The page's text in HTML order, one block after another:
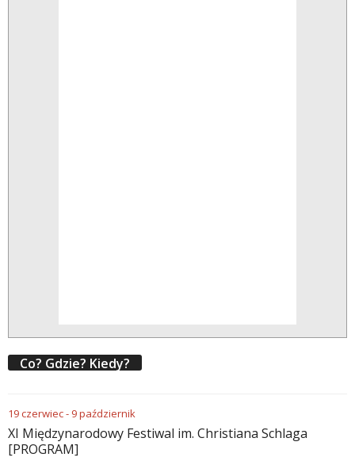
Co? Gdzie? Kiedy?
19czerwiec- 9październik
XI Międzynarodowy Festiwal im. Christiana Schlaga
[PROGRAM]